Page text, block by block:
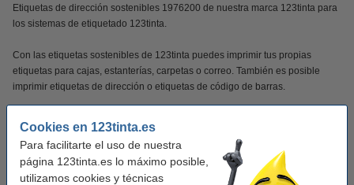
Cookies en 123tinta.es
Para facilitarte el uso de nuestra
página 123tinta.es lo máximo posible,
utilizamos cookies y técnicas
Etiquetas de dirección sostenibles 1976200 de nuestra marca 123tinta para
los sistemas de etiquetado 123tinta.
Con las etiquetas sostenibles de 123tinta puedes imprimir tus propias
etiquetas para cajas, estanterías, carpetas o correo. También es posible
imprimir etiquetas de dirección o etiquetas de código de barras.
temperaturas, abrasión y 24 tipos de productos químicos y líquidos. Gracias
a su fuerza adhesiva adicional, las etiquetas se pegarán perfectamente
durante años, incluso en superficies curvas.